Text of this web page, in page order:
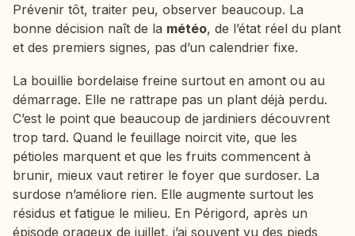
Prévenir tôt, traiter peu, observer beaucoup. La
bonne décision naît de la météo, de l’état réel du plant
et des premiers signes, pas d’un calendrier fixe.
La bouillie bordelaise freine surtout en amont ou au
démarrage. Elle ne rattrape pas un plant déjà perdu.
C’est le point que beaucoup de jardiniers découvrent
trop tard. Quand le feuillage noircit vite, que les
pétioles marquent et que les fruits commencent à
brunir, mieux vaut retirer le foyer que surdoser. La
surdose n’améliore rien. Elle augmente surtout les
résidus et fatigue le milieu. En Périgord, après un
épisode orageux de juillet, j’ai souvent vu des pieds